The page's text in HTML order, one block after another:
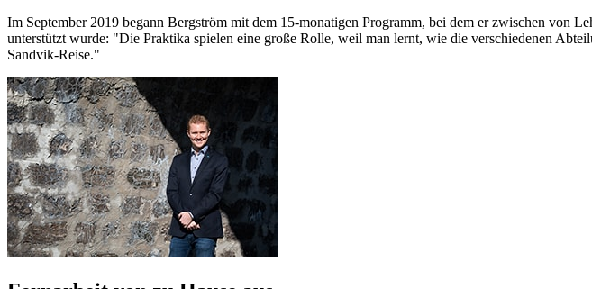
Im September 2019 begann Bergström mit dem 15-monatigen Programm, bei dem er zwischen von
unterstützt wurde: "Die Praktika spielen eine große Rolle, weil man lernt, wie die verschiedenen
Sandvik-Reise."